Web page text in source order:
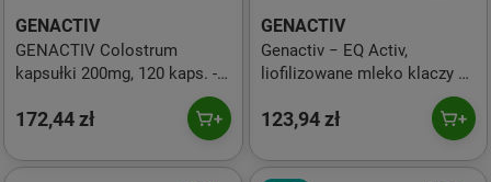
GENACTIV
GENACTIV Colostrum
kapsułki 200mg, 120 kaps. -
172,44 zł
GENACTIV
Genactiv − EQ Activ,
liofilizowane mleko klaczy −
123,94 zł